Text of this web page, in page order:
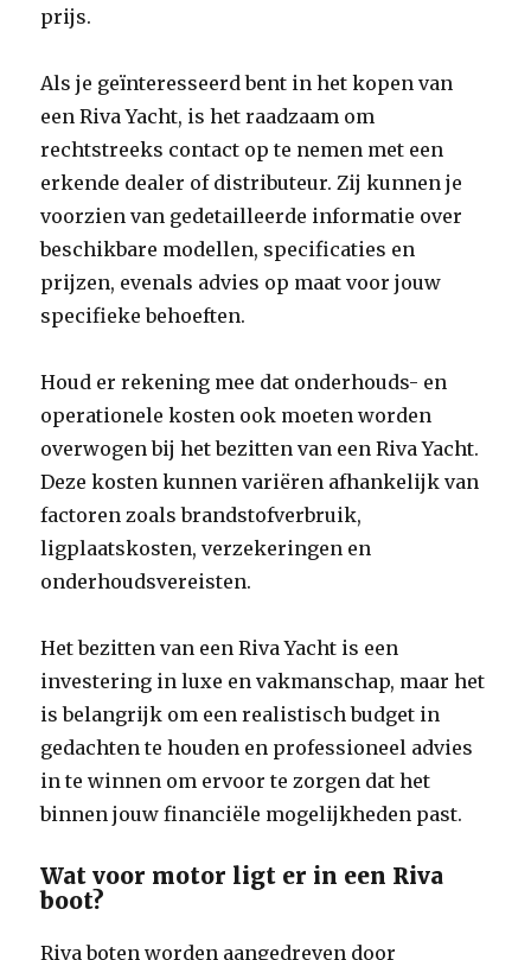
prijs.
Als je geïnteresseerd bent in het kopen van
een Riva Yacht, is het raadzaam om
rechtstreeks contact op te nemen met een
erkende dealer of distributeur. Zij kunnen je
voorzien van gedetailleerde informatie over
beschikbare modellen, specificaties en
prijzen, evenals advies op maat voor jouw
specifieke behoeften.
Houd er rekening mee dat onderhouds- en
operationele kosten ook moeten worden
overwogen bij het bezitten van een Riva Yacht.
Deze kosten kunnen variëren afhankelijk van
factoren zoals brandstofverbruik,
ligplaatskosten, verzekeringen en
onderhoudsvereisten.
Het bezitten van een Riva Yacht is een
investering in luxe en vakmanschap, maar het
is belangrijk om een realistisch budget in
gedachten te houden en professioneel advies
in te winnen om ervoor te zorgen dat het
binnen jouw financiële mogelijkheden past.
Wat voor motor ligt er in een Riva
boot?
Riva boten worden aangedreven door